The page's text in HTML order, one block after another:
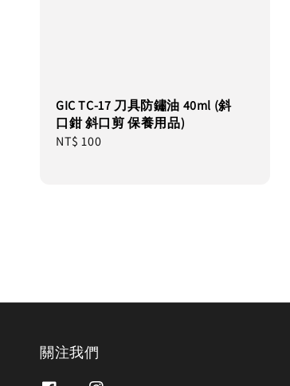
GIC TC-17 刀具防鏽油 40ml (斜
口鉗 斜口剪 保養用品)
Regular
NT$ 100
關注我們